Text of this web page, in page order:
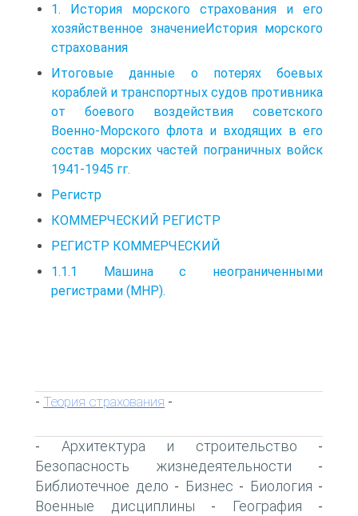
1. История морского страхования и его
хозяйственное значениеИстория морского
страхования
Итоговые данные о потерях боевых
кораблей и транспортных судов противника
от боевого воздействия советского
Военно-Морского флота и входящих в его
состав морских частей пограничных войск
1941-1945 гг.
Регистр
КОММЕРЧЕСКИЙ РЕГИСТР
РЕГИСТР КОММЕРЧЕСКИЙ
1.1.1 Машина с неограниченными
регистрами (МНР).
- Теория страхования -
- Архитектура и строительство -
Безопасность жизнедеятельности -
Библиотечное дело - Бизнес - Биология -
Военные дисциплины - География -